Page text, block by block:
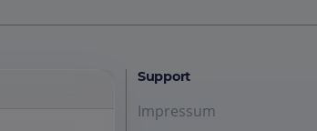
Support
Impressum